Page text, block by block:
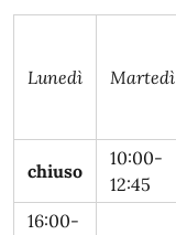
Lunedì Martedì
chiuso
10:00-
12:45
16:00-